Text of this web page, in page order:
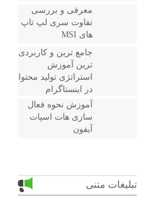
معرفی و بررسی
تفاوت سری لپ تاپ
های MSI
جامع ترین و کاربردی
ترین آموزش
استراتژی تولید محتوا
در اینستاگرام
آموزش نحوه فعال
سازی هات اسپات
آیفون
تبلیغات متنی